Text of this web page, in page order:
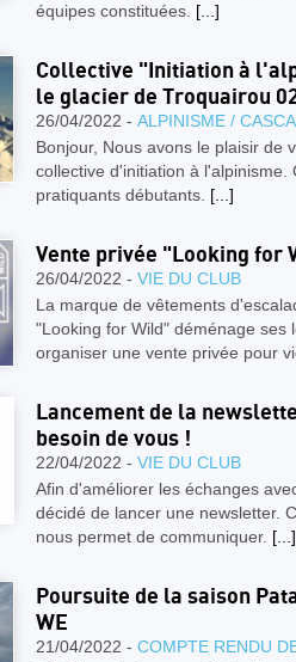
équipes constituées. [...]
Collective "Initiation à
le glacier de Troquairou
26/04/2022 - ALPINISME /
Bonjour, Nous avons le plaisir de
collective d'initiation à
pratiquants débutants. [...]
Vente privée "Looking for
26/04/2022 - VIE DU CLUB
La marque de vêtements
"Looking for Wild" déménage ses
organiser une vente privée pour
Lancement de la
besoin de vous !
22/04/2022 - VIE DU CLUB
Afin d'améliorer les échanges
décidé de lancer une newsletter.
nous permet de communiquer. [...]
Poursuite de la saison
WE
21/04/2022 - COMPTE RENDU